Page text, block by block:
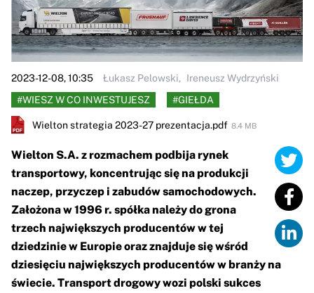
2023-12-08, 10:35 Łukasz Pelowski
Ireneusz Wydrzyński
#WIESZ W CO INWESTUJESZ
#GIEŁDA
Wielton strategia 2023-27 prezentacja.pdf 8.4 MB
Wielton S.A. z rozmachem podbija rynek
transportowy, koncentrując się na produkcji
naczep, przyczep i zabudów samochodowych.
Założona w 1996 r. spółka należy do grona
trzech największych producentów w tej
dziedzinie w Europie oraz znajduje się wśród
dziesięciu największych producentów w branży na
świecie. Transport drogowy wozi polski sukces